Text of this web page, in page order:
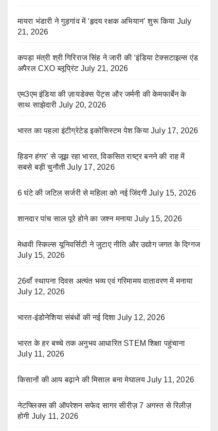
मायरा भंडारी ने गुड़गांव में ‘हृदय रक्षक अभियान’ शुरू किया July
21, 2026
कपड़ा मंत्री श्री गिरिराज सिंह ने जारी की ‘इंडिया टेक्सटाइल्स एंड
अपैरल CXO ब्लूप्रिंट July 21, 2026
एम3एम इंडिया की ज़ायडेक्स पेंट्स और जर्मनी की केमफार्बेन के
साथ साझेदारी July 20, 2026
भारत का पहला इंटीग्रेटेड इकोसिस्टम पेश किया July 17, 2026
हिडन हंगर’ से जूझ रहा भारत, विकसित राष्ट्र बनने की राह में
सबसे बड़ी चुनौती July 17, 2026
6 घंटे की जटिल सर्जरी से महिला को नई जिंदगी July 15, 2026
शानदार पांच साल पूरे होने का जश्न मनाया July 15, 2026
मेधावी स्किल्स यूनिवर्सिटी ने जुटाए नीति और उद्योग जगत के दिग्गज
July 15, 2026
26वाँ स्थापना दिवस अत्यंत भव्य एवं गरिमामय वातावरण में मनाया
July 12, 2026
भारत-इंडोनेशिया संबंधों की नई दिशा July 12, 2026
भारत के हर बच्चे तक अनुभव आधारित STEM शिक्षा पहुंचाना
July 11, 2026
किसानों की आय बढ़ाने की मिसाल बना मेघालय July 11, 2026
नेटफ्लिक्स की ऑपरेशन सफेद सागर सीरीज़ 7 अगस्त से रिलीज़
होगी July 11, 2026